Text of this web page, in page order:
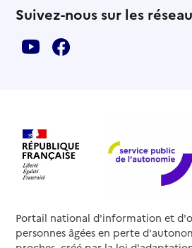
Suivez-nous sur les
Portail national d'information et
personnes âgées en perte